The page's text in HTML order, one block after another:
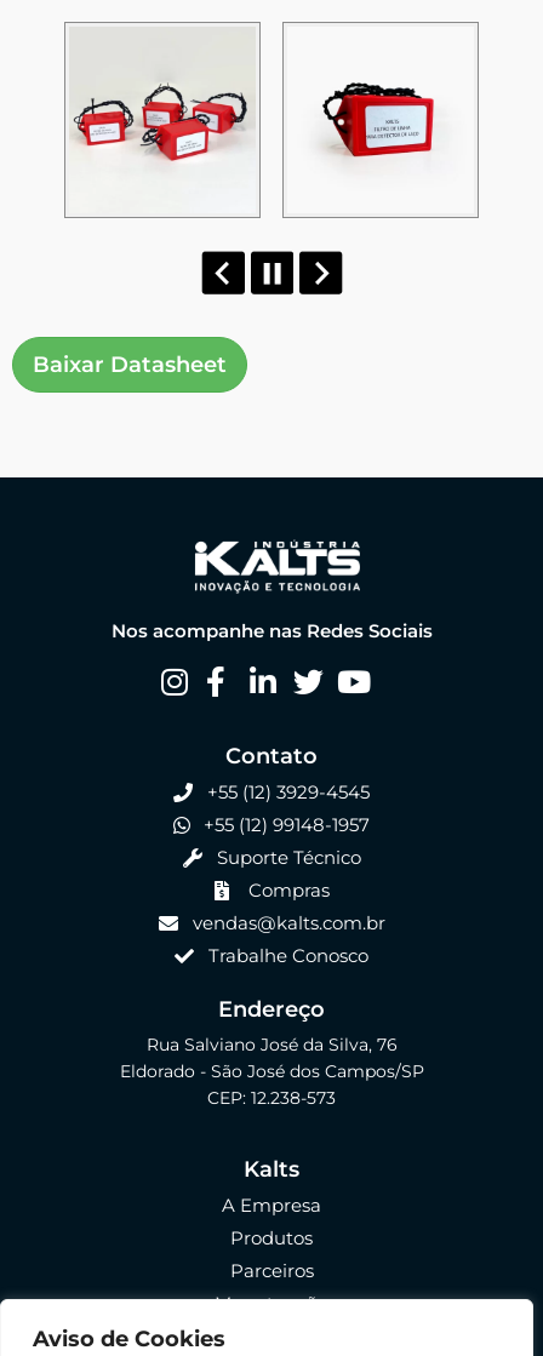
Aviso de Cookies
Baixar Datasheet
Nos acompanhe nas Redes Sociais
Contato
+55 (12) 3929-4545
+55 (12) 99148-1957
Suporte Técnico
Compras
vendas@kalts.com.br
Trabalhe Conosco
Endereço
Rua Salviano José da Silva, 76
Eldorado - São José dos Campos/SP
CEP: 12.238-573
Kalts
A Empresa
Produtos
Parceiros
Manutenção